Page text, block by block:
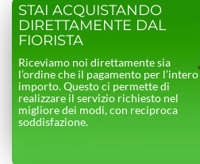
STAI ACQUISTANDO
DIRETTAMENTE DAL
FIORISTA
Riceviamo noi direttamente sia
l’ordine che il pagamento per l’intero
importo. Questo ci permette di
realizzare il servizio richiesto nel
migliore dei modi, con reciproca
soddisfazione.